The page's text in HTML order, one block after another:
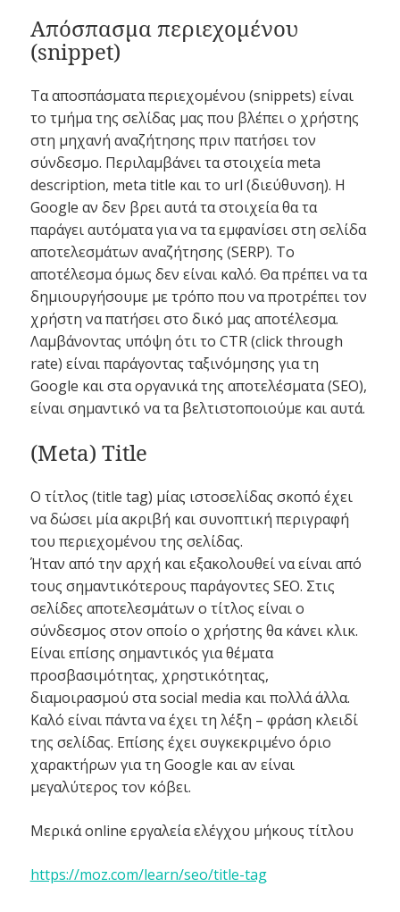
Απόσπασμα περιεχομένου
(snippet)
Τα αποσπάσματα περιεχομένου (snippets) είναι
το τμήμα της σελίδας μας που βλέπει ο χρήστης
στη μηχανή αναζήτησης πριν πατήσει τον
σύνδεσμο. Περιλαμβάνει τα στοιχεία meta
description, meta title και το url (διεύθυνση). Η
Google αν δεν βρει αυτά τα στοιχεία θα τα
παράγει αυτόματα για να τα εμφανίσει στη σελίδα
αποτελεσμάτων αναζήτησης (SERP). Το
αποτέλεσμα όμως δεν είναι καλό. Θα πρέπει να τα
δημιουργήσουμε με τρόπο που να προτρέπει τον
χρήστη να πατήσει στο δικό μας αποτέλεσμα.
Λαμβάνοντας υπόψη ότι το CTR (click through
rate) είναι παράγοντας ταξινόμησης για τη
Google και στα οργανικά της αποτελέσματα (SEO),
είναι σημαντικό να τα βελτιστοποιούμε και αυτά.
(Meta) Title
Ο τίτλος (title tag) μίας ιστοσελίδας σκοπό έχει
να δώσει μία ακριβή και συνοπτική περιγραφή
του περιεχομένου της σελίδας.
Ήταν από την αρχή και εξακολουθεί να είναι από
τους σημαντικότερους παράγοντες SEO. Στις
σελίδες αποτελεσμάτων ο τίτλος είναι ο
σύνδεσμος στον οποίο ο χρήστης θα κάνει κλικ.
Είναι επίσης σημαντικός για θέματα
προσβασιμότητας, χρηστικότητας,
διαμοιρασμού στα social media και πολλά άλλα.
Καλό είναι πάντα να έχει τη λέξη – φράση κλειδί
της σελίδας. Επίσης έχει συγκεκριμένο όριο
χαρακτήρων για τη Google και αν είναι
μεγαλύτερος τον κόβει.
Μερικά online εργαλεία ελέγχου μήκους τίτλου
https://moz.com/learn/seo/title-tag